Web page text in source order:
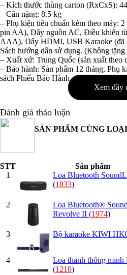
Xem đầy
– Kích thước thùng carton (RxCxS):
– Cân nặng: 8.5 kg
– Phụ kiện tiêu chuẩn kèm theo máy:
pin AA), Dây nguồn AC, Điều khiển
AAA), Dây HDMI, USB Karaoke (đã
Sách hướng dẫn sử dụng. (Không tặng
– Xuất xứ: Trung Quốc (sản xuất theo
– Bảo hành: Sản phẩm 12 tháng, Phụ
sách Phiếu Bảo Hành
Đánh giá thảo luận
SẢN PHẨM CÙNG LOẠI
STT Sản phẩm
1
Loa Bluetooth
(1833)
2
Loa Bluetooth®
Revolve II (1974)
3 Bộ karaoke KIWI
4
Loa thanh thông minh
(1210)